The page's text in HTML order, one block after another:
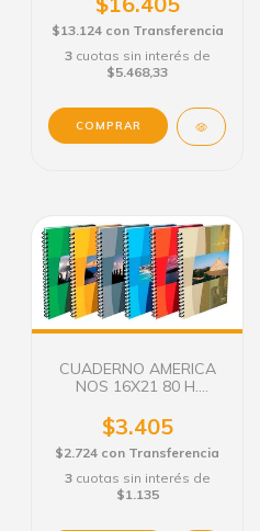
$13.124 con Transferencia
3 cuotas sin interés de
$5.468,33
COMPRAR
CUADERNO AMERICA
NOS 16X21 80 H.
$3.405
$2.724 con Transferencia
3 cuotas sin interés de
$1.135